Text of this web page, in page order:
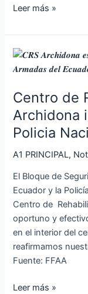
Leer más »
Centro de
Archidona
Policia
A1 PRINCIPAL,
El Bloque de
Ecuador y la
Centro de
oportuno y
en el interior del
reafirmamos
Fuente: FFAA
Centro
de
Social
Archidona
intervenido
por
FF.AA
Policia
Nacional
Leer más »